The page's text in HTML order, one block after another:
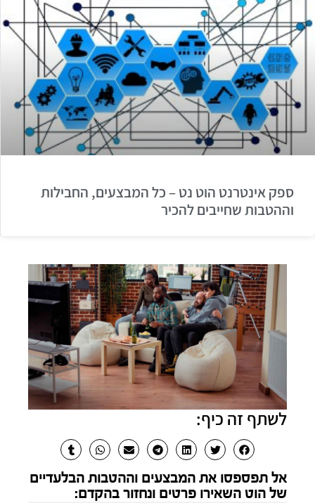
ספק אינטרנט הוט נט – כל המבצעים, החבילות
וההטבות שחייבים להכיר
לשתף זה כיף:
אל תפספסו את המבצעים וההטבות הבלעדיים
של הוט השאירו פרטים ונחזור בהקדם: